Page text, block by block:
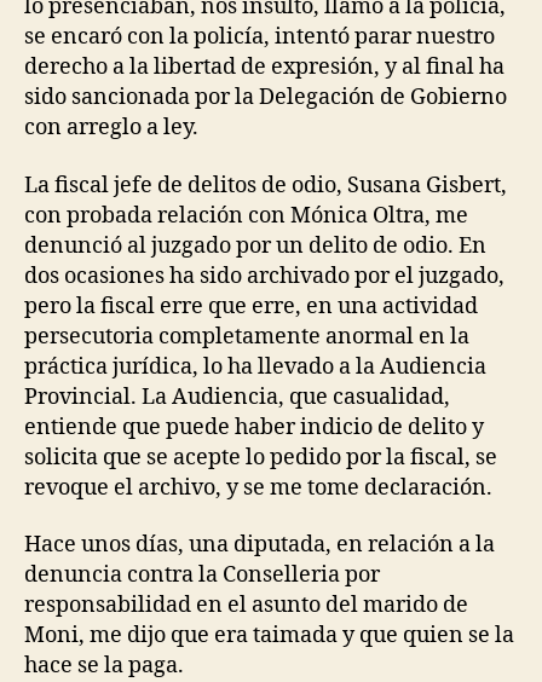
lo presenciaban, nos insultó, llamó a la policía,
se encaró con la policía, intentó parar nuestro
derecho a la libertad de expresión, y al final ha
sido sancionada por la Delegación de Gobierno
con arreglo a ley.
La fiscal jefe de delitos de odio, Susana Gisbert,
con probada relación con Mónica Oltra, me
denunció al juzgado por un delito de odio. En
dos ocasiones ha sido archivado por el juzgado,
pero la fiscal erre que erre, en una actividad
persecutoria completamente anormal en la
práctica jurídica, lo ha llevado a la Audiencia
Provincial. La Audiencia, que casualidad,
entiende que puede haber indicio de delito y
solicita que se acepte lo pedido por la fiscal, se
revoque el archivo, y se me tome declaración.
Hace unos días, una diputada, en relación a la
denuncia contra la Conselleria por
responsabilidad en el asunto del marido de
Moni, me dijo que era taimada y que quien se la
hace se la paga.